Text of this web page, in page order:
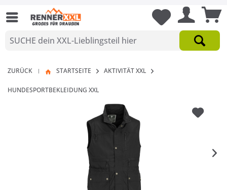
ZURÜCK | STARTSEITE AKTIVITÄT XXL
HUNDESPORTBEKLEIDUNG XXL